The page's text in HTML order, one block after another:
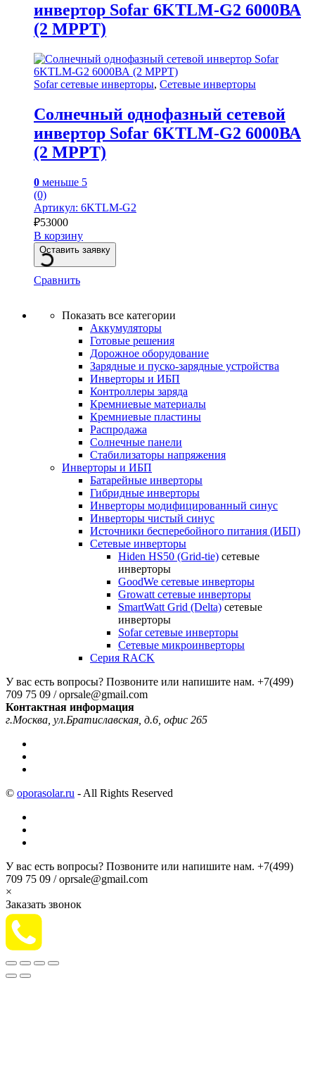
инвертор Sofar 6KTLM-G2 6000ВА
(2 MPPT)
Sofar сетевые инверторы, Сетевые инверторы
Солнечный однофазный сетевой
инвертор Sofar 6KTLM-G2 6000ВА
(2 MPPT)
0 меньше 5
(0)
Артикул: 6KTLM-G2
₽53000
В корзину
Оставить заявку
Сравнить
Показать все категории
Аккумуляторы
Готовые решения
Дорожное оборудование
Зарядные и пуско-зарядные устройства
Инверторы и ИБП
Контроллеры заряда
Кремниевые материалы
Кремниевые пластины
Распродажа
Солнечные панели
Стабилизаторы напряжения
Инверторы и ИБП
Батарейные инверторы
Гибридные инверторы
Инверторы модифицированный синус
Инверторы чистый синус
Источники бесперебойного питания (ИБП)
Сетевые инверторы
Hiden HS50 (Grid-tie) сетевые
инверторы
GoodWe сетевые инверторы
Growatt сетевые инверторы
SmartWatt Grid (Delta) сетевые
инверторы
Sofar сетевые инверторы
Сетевые микроинверторы
Серия RACK
У вас есть вопросы? Позвоните или напишите нам. +7(499)
709 75 09 / oprsale@gmail.com
Контактная информация
г.Москва, ул.Братиславская, д.6, офис 265
© oporasolar.ru - All Rights Reserved
У вас есть вопросы? Позвоните или напишите нам. +7(499)
709 75 09 / oprsale@gmail.com
×
Заказать звонок